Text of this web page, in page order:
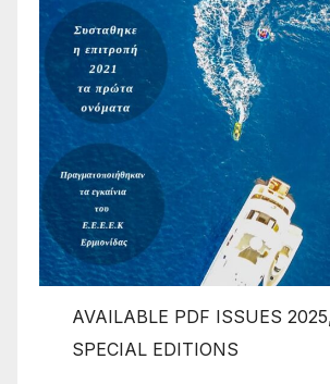
AVAILABLE PDF ISSUES
SPECIAL EDITIONS